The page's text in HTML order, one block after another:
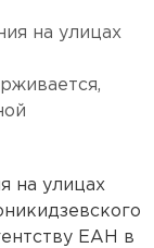
на улицах
на улицах
ЕАН в